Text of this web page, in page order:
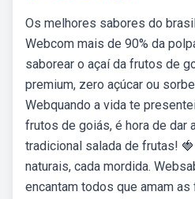
Os melhores sabores do
Webcom mais de 90% da
saborear o açaí da frutos de
premium, zero açúcar ou
Webquando a vida te
frutos de goiás, é hora de dar
tradicional salada de frutas!
naturais, cada mordida.
encantam todos que amam